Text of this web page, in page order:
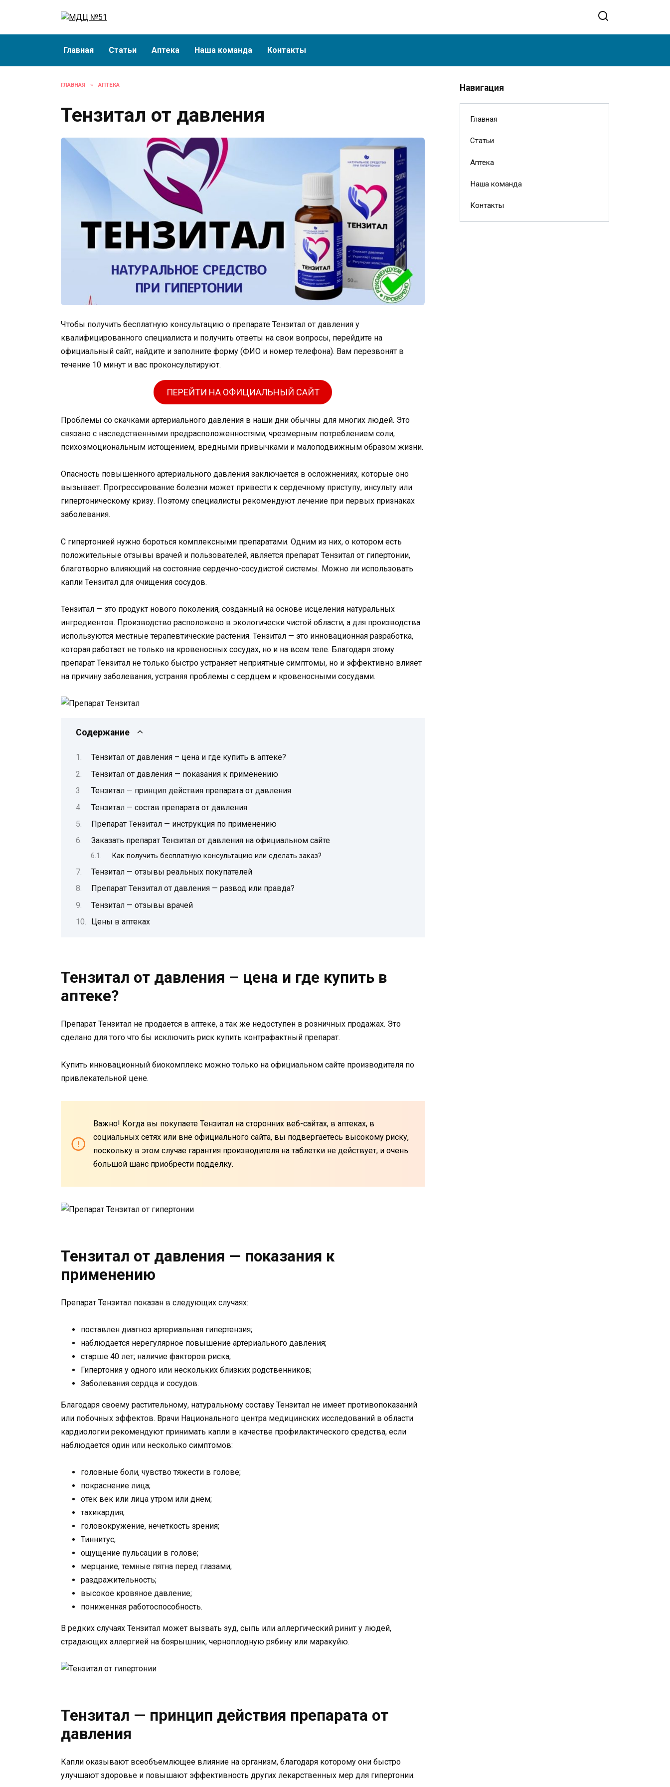
Главная Статьи Аптека Наша команда Контакты
ГЛАВНАЯ » АПТЕКА
Тензитал от давления
Чтобы получить бесплатную консультацию о препарате Тензитал от давления у
квалифицированного специалиста и получить ответы на свои вопросы, перейдите на
официальный сайт, найдите и заполните форму (ФИО и номер телефона). Вам перезвонят в
течение 10 минут и вас проконсультируют.
ПЕРЕЙТИ НА ОФИЦИАЛЬНЫЙ САЙТ
Проблемы со скачками артериального давления в наши дни обычны для многих людей. Это
связано с наследственными предрасположенностями, чрезмерным потреблением соли,
психоэмоциональным истощением, вредными привычками и малоподвижным образом жизни.
Опасность повышенного артериального давления заключается в осложнениях, которые оно
вызывает. Прогрессирование болезни может привести к сердечному приступу, инсульту или
гипертоническому кризу. Поэтому специалисты рекомендуют лечение при первых признаках
заболевания.
С гипертонией нужно бороться комплексными препаратами. Одним из них, о котором есть
положительные отзывы врачей и пользователей, является препарат Тензитал от гипертонии,
благотворно влияющий на состояние сердечно-сосудистой системы. Можно ли использовать
капли Тензитал для очищения сосудов.
Тензитал — это продукт нового поколения, созданный на основе исцеления натуральных
ингредиентов. Производство расположено в экологически чистой области, а для производства
используются местные терапевтические растения. Тензитал — это инновационная разработка,
которая работает не только на кровеносных сосудах, но и на всем теле. Благодаря этому
препарат Тензитал не только быстро устраняет неприятные симптомы, но и эффективно влияет
на причину заболевания, устраняя проблемы с сердцем и кровеносными сосудами.
Содержание
Тензитал от давления – цена и где купить в аптеке?
Тензитал от давления — показания к применению
Тензитал — принцип действия препарата от давления
Тензитал — состав препарата от давления
Препарат Тензитал — инструкция по применению
Заказать препарат Тензитал от давления на официальном сайте
Как получить бесплатную консультацию или сделать заказ?
Тензитал — отзывы реальных покупателей
Препарат Тензитал от давления — развод или правда?
Тензитал — отзывы врачей
Цены в аптеках
Тензитал от давления – цена и где купить в
аптеке?
Препарат Тензитал не продается в аптеке, а так же недоступен в розничных продажах. Это
сделано для того что бы исключить риск купить контрафактный препарат.
Купить инновационный биокомплекс можно только на официальном сайте производителя по
привлекательной цене.
Важно! Когда вы покупаете Тензитал на сторонних веб-сайтах, в аптеках, в
социальных сетях или вне официального сайта, вы подвергаетесь высокому риску,
поскольку в этом случае гарантия производителя на таблетки не действует, и очень
большой шанс приобрести подделку.
Тензитал от давления — показания к
применению
Препарат Тензитал показан в следующих случаях:
поставлен диагноз артериальная гипертензия;
наблюдается нерегулярное повышение артериального давления;
старше 40 лет; наличие факторов риска;
Гипертония у одного или нескольких близких родственников;
Заболевания сердца и сосудов.
Благодаря своему растительному, натуральному составу Тензитал не имеет противопоказаний
или побочных эффектов. Врачи Национального центра медицинских исследований в области
кардиологии рекомендуют принимать капли в качестве профилактического средства, если
наблюдается один или несколько симптомов:
головные боли, чувство тяжести в голове;
покраснение лица;
отек век или лица утром или днем;
тахикардия;
головокружение, нечеткость зрения;
Тиннитус;
ощущение пульсации в голове;
мерцание, темные пятна перед глазами;
раздражительность;
высокое кровяное давление;
пониженная работоспособность.
В редких случаях Тензитал может вызвать зуд, сыпь или аллергический ринит у людей,
страдающих аллергией на боярышник, черноплодную рябину или маракуйю.
Тензитал — принцип действия препарата от
давления
Капли оказывают всеобъемлющее влияние на организм, благодаря которому они быстро
улучшают здоровье и повышают эффективность других лекарственных мер для гипертонии.
Навигация
Главная
Статьи
Аптека
Наша команда
Контакты